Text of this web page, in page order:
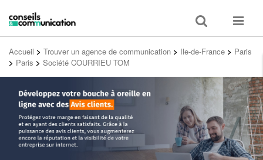
Toggle
search
Toggle
Accueil > Trouver un agence de communication > Ile-de-France > Paris
> Paris > Société COURRIEU TOM